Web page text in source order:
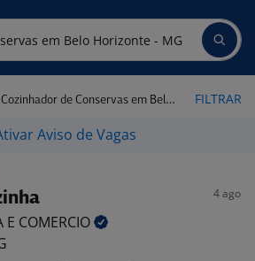
de Conservas em Belo Horizonte - MG FILTRAR
Aviso de Vagas
4 ago
E COMERCIO